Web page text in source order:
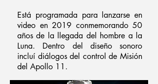
Está programada para lanzarse en
video en 2019 conmemorando 50
años de la llegada del hombre a la
Luna. Dentro del diseño sonoro
incluí diálogos del control de Misión
del Apollo 11.